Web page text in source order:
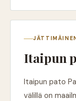
Itaipun
Itaipun pato
välillä on